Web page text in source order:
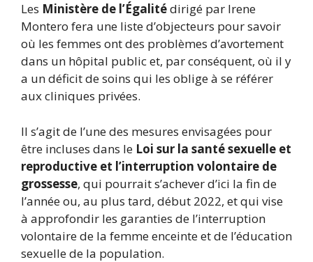
Les Ministère de l’Égalitédirigé par Irene
Montero fera une liste d’objecteurs pour savoir
où les femmes ont des problèmes d’avortement
dans un hôpital public et, par conséquent, où il y
a un déficit de soins qui les oblige à se référer
aux cliniques privées.
Il s’agit de l’une des mesures envisagées pour
être incluses dans le Loi sur la santé sexuelle et
reproductive et l’interruption volontaire de
grossesse, qui pourrait s’achever d’ici la fin de
l’année ou, au plus tard, début 2022, et qui vise
à approfondir les garanties de l’interruption
volontaire de la femme enceinte et de l’éducation
sexuelle de la population.